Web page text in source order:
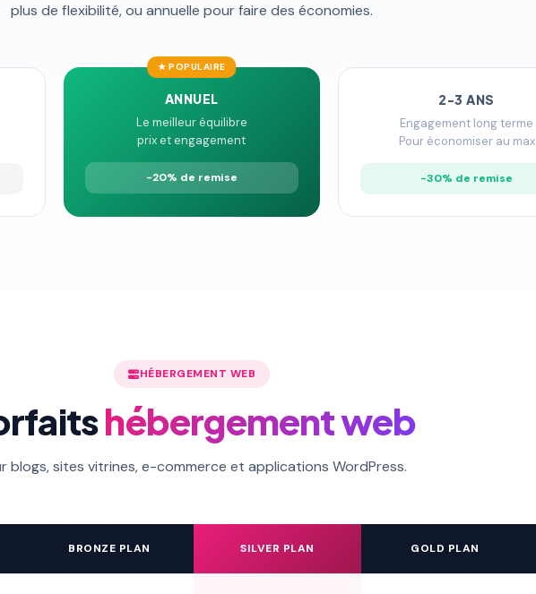
plus de flexibilité, ou annuelle pour faire des économies.
★ POPULAIRE
ANNUEL
Le meilleur équilibre
prix et engagement
−20% de remise
2-3 ANS
Engagement long terme
Pour économiser au max
−30% de remise
HÉBERGEMENT WEB
hébergement web
blogs, sites vitrines, e-commerce et applications WordPress.
BRONZE PLAN SILVER PLAN GOLD PLAN